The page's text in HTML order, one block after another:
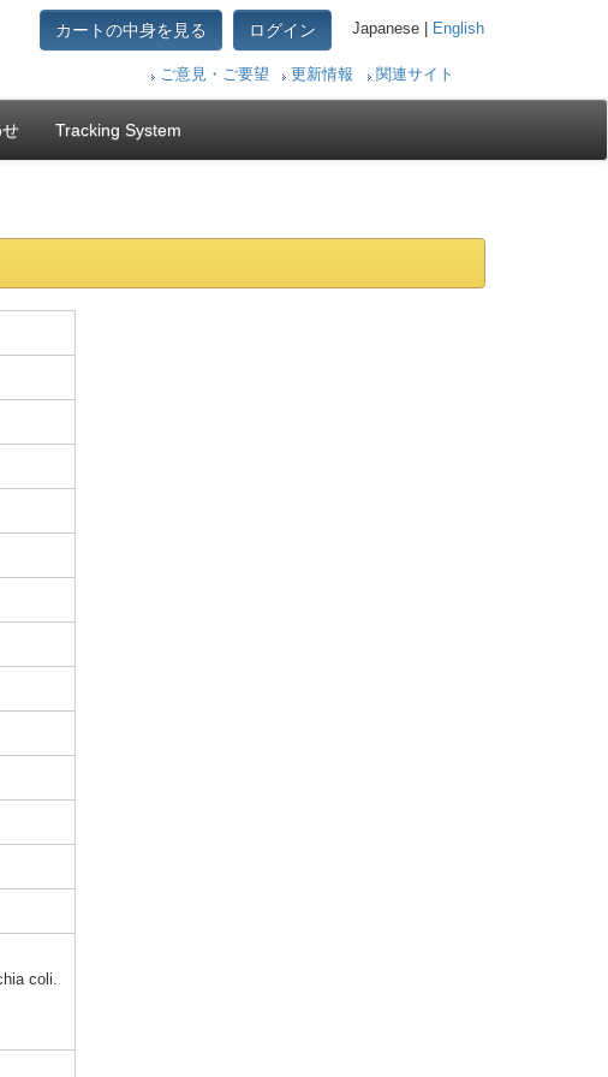
カートの中身を見る ログイン Japanese | English
ご意見・ご要望 更新情報 関連サイト
Tracking System
a coli.